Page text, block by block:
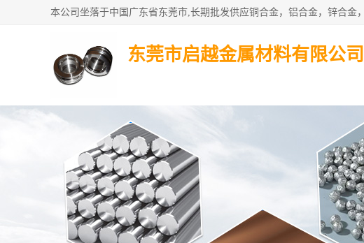
东莞市启越金属材料有限公司